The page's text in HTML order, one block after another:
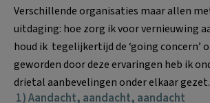
Verschillende organisaties maar allen
uitdaging: hoe zorg ik voor vernieuwing
houd ik tegelijkertijd de ‘going concern’
geworden door deze ervaringen heb ik
drietal aanbevelingen onder elkaar gezet.
1) Aandacht, aandacht, aandacht